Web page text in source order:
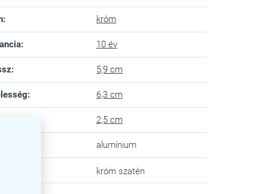
: króm
: 10 év
: 5,9 cm
: 6,3 cm
2,5 cm
alumínium
króm szatén